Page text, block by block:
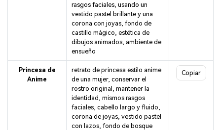
rasgos faciales, usando un
vestido pastel brillante y una
corona con joyas, fondo de
castillo mágico, estética de
dibujos animados, ambiente de
ensueño
Princesa de
Anime
retrato de princesa estilo anime
de una mujer, conservar el
rostro original, mantener la
identidad, mismos rasgos
faciales, cabello largo y fluido,
corona de joyas, vestido pastel
con lazos, fondo de bosque
Copiar